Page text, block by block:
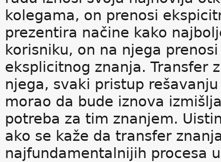
kolegama, on prenosi
prezentira načine kako
korisniku, on na njega
eksplicitnog znanja. Transfer
njega, svaki pristup
morao da bude iznova
potreba za tim znanjem.
ako se kaže da transfer
najfundamentalnijih procesa